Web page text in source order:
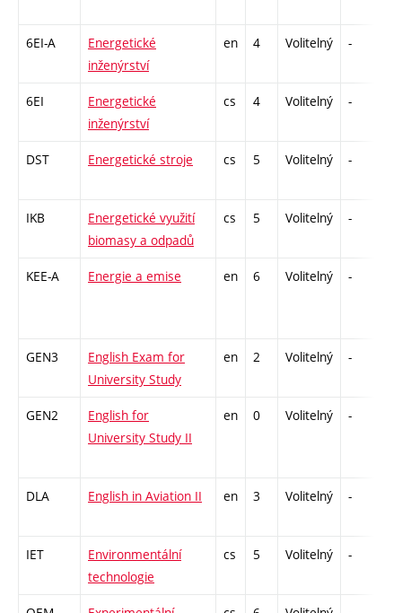
6EI-A
Energetické
inženýrství
en 4 Volitelný -
6EI
Energetické
inženýrství
cs 4 Volitelný -
DST Energetické stroje cs 5 Volitelný -
IKB
Energetické využití
biomasy a odpadů
cs 5 Volitelný -
KEE-A Energie a emise en 6 Volitelný -
GEN3
English Exam for
University Study
en 2 Volitelný -
GEN2
English for
University Study II
en 0 Volitelný -
DLA English in Aviation II en 3 Volitelný -
IET
Environmentální
technologie
cs 5 Volitelný -